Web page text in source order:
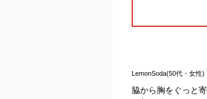
LemonSoda(50代・女性)
脇から胸をぐっと